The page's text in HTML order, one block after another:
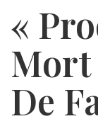
«
De